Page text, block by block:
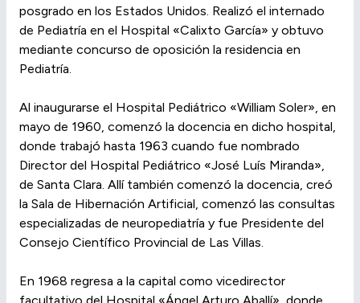
posgrado en los Estados Unidos. Realizó el internado
de Pediatría en el Hospital «Calixto García» y obtuvo
mediante concurso de oposición la residencia en
Pediatría.
Al inaugurarse el Hospital Pediátrico «William Soler», en
mayo de 1960, comenzó la docencia en dicho hospital,
donde trabajó hasta 1963 cuando fue nombrado
Director del Hospital Pediátrico «José Luís Miranda»,
de Santa Clara. Allí también comenzó la docencia, creó
la Sala de Hibernación Artificial, comenzó las consultas
especializadas de neuropediatría y fue Presidente del
Consejo Científico Provincial de Las Villas.
En 1968 regresa a la capital como vicedirector
facultativo del Hospital «Ángel Arturo Aballí», donde